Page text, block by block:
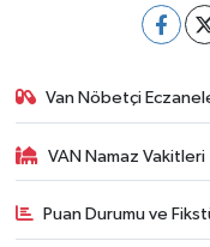
Van Nöbetçi
VAN Namaz Vakitleri
Puan Durumu ve